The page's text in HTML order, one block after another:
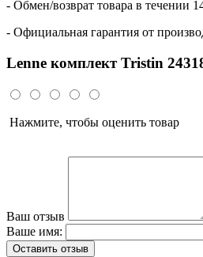
- Обмен/возврат товара в течении
- Официальная гарантия от
Lenne комплект Tristin
Нажмите, чтобы оценить товар
Ваш отзыв
Ваше имя:
Оставить отзыв